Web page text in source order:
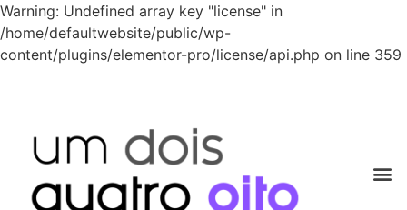
Warning: Undefined array key "license" in
/home/defaultwebsite/public/wp-
content/plugins/elementor-pro/license/api.php on line 359